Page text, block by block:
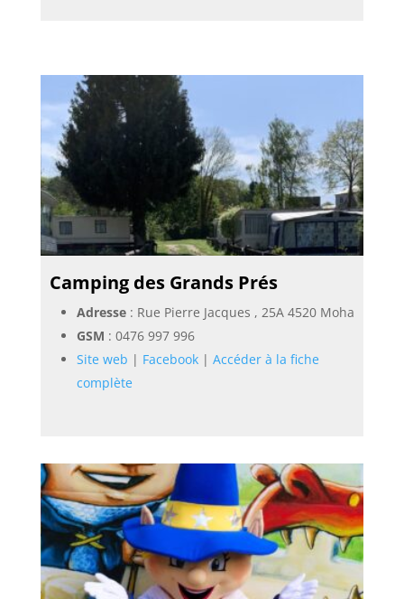
Camping des Grands Prés
Adresse: Rue Pierre Jacques , 25A 4520 Moha
GSM : 0476 997 996
Site web | Facebook| Accéder à la fiche
complète